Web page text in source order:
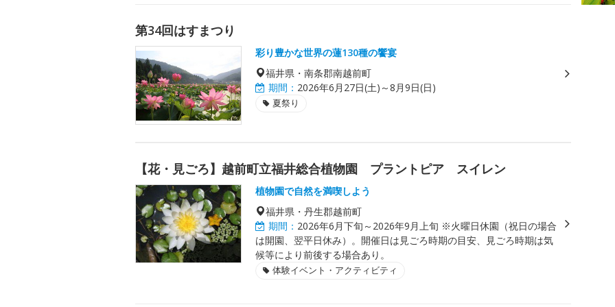
第34回はすまつり
彩り豊かな世界の蓮130種の饗宴
福井県・南条郡南越前町
期間： 2026年6月27日(土)～8月9日(日)
夏祭り
【花・見ごろ】越前町立福井総合植物園 プラントピア スイレン
植物園で自然を満喫しよう
福井県・丹生郡越前町
期間： 2026年6月下旬～2026年9月上旬 ※火曜日休園（祝日の場合
は開園、翌平日休み）。開催日は見ごろ時期の目安、見ごろ時期は気
候等により前後する場合あり。
体験イベント・アクティビティ